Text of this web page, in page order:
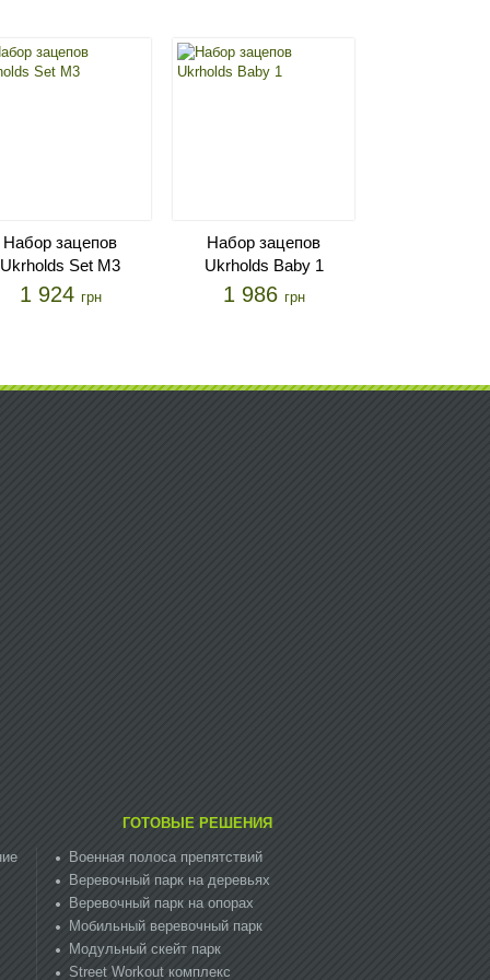
Набор зацепов
Ukrholds Set M3
1 924 грн
Набор зацепов
Ukrholds Baby 1
1 986 грн
ГОТОВЫЕ РЕШЕНИЯ
Военная полоса препятствий
Веревочный парк на деревьях
Веревочный парк на опорах
Мобильный веревочный парк
Модульный скейт парк
Street Workout комплекс